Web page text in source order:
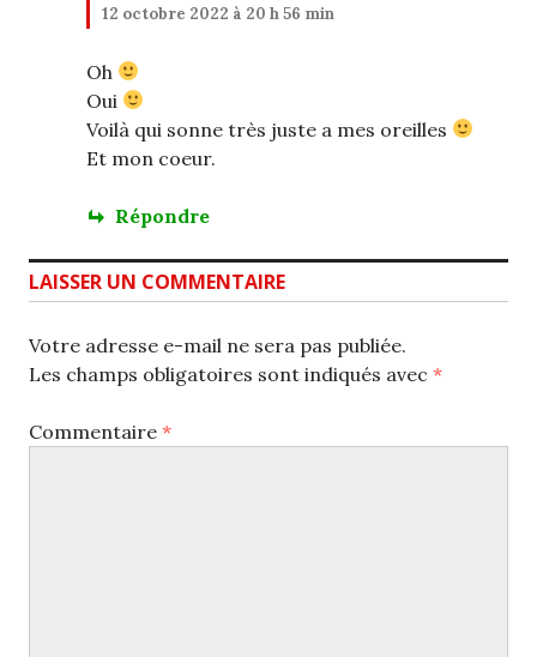
12 octobre 2022 à 20 h 56 min
Oh
Oui
Voilà qui sonne très juste a mes oreilles
Et mon coeur.
Répondre
LAISSER UN COMMENTAIRE
Votre adresse e-mail ne sera pas publiée.
Les champs obligatoires sont indiqués avec *
Commentaire *